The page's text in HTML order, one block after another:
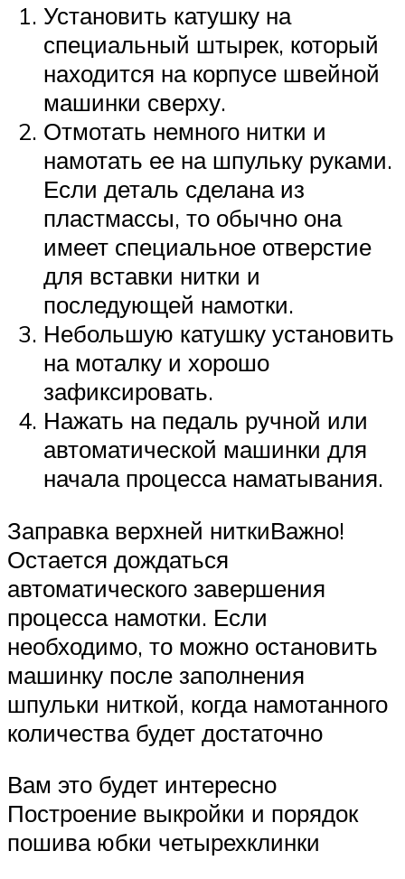
Установить катушку на
специальный штырек, который
находится на корпусе швейной
машинки сверху.
Отмотать немного нитки и
намотать ее на шпульку руками.
Если деталь сделана из
пластмассы, то обычно она
имеет специальное отверстие
для вставки нитки и
последующей намотки.
Небольшую катушку установить
на моталку и хорошо
зафиксировать.
Нажать на педаль ручной или
автоматической машинки для
начала процесса наматывания.
Заправка верхней ниткиВажно!
Остается дождаться
автоматического завершения
процесса намотки. Если
необходимо, то можно остановить
машинку после заполнения
шпульки ниткой, когда намотанного
количества будет достаточно
Вам это будет интересно
Построение выкройки и порядок
пошива юбки четырехклинки